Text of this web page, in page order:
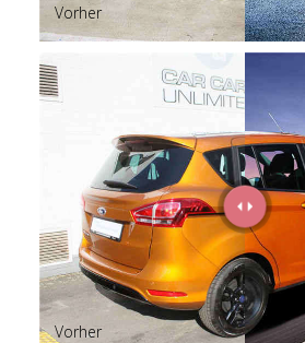
Vorher
Vorher